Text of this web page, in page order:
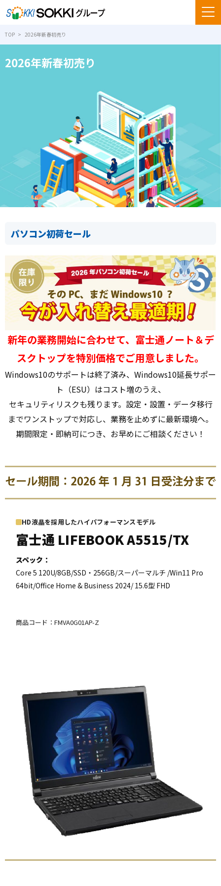
TOP 2026年新春初売り
2026年新春初売り
パソコン初荷セール
新年の業務開始に合わせて、富士通ノート＆デ
スクトップを特別価格でご用意しました。
Windows10のサポートは終了済み、Windows10延長サポー
ト（ESU）はコスト増のうえ、
セキュリティリスクも残ります。設定・設置・データ移行
までワンストップで対応し、業務を止めずに最新環境へ。
期間限定・即納可につき、お早めにご相談ください！
HD液晶を採用したハイパフォーマンスモデル
富士通 LIFEBOOK A5515/TX
スペック：
Core 5 120U/8GB/SSD・256GB/スーパーマルチ /Win11 Pro
64bit/Office Home & Business 2024/ 15.6型 FHD
商品コード：FMVA0G01AP-Z